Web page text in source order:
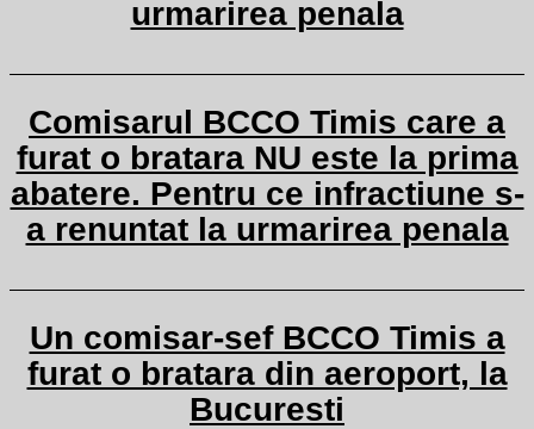
urmarirea penala
Comisarul BCCO Timis care a
furat o bratara NU este la prima
abatere. Pentru ce infractiune s-
a renuntat la urmarirea penala
Un comisar-sef BCCO Timis a
furat o bratara din aeroport, la
Bucuresti